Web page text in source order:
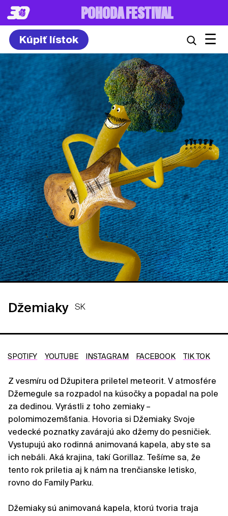
8. – 10.7.2027
Kúpiť lístok ☰
Džemiaky SK
SPOTIFY YOUTUBE INSTAGRAM FACEBOOK TIK TOK
Z vesmíru od Džupitera priletel meteorit. V atmosfére
Džemegule sa rozpadol na kúsočky a popadal na pole
za dedinou. Vyrástli z toho zemiaky –
polomimozemšťania. Hovoria si Džemiaky. Svoje
vedecké poznatky zavárajú ako džemy do pesničiek.
Vystupujú ako rodinná animovaná kapela, aby ste sa
ich nebáli. Aká krajina, takí Gorillaz. Tešíme sa, že
tento rok priletia aj k nám na trenčianske letisko,
rovno do Family Parku.
Džemiaky sú animovaná kapela, ktorú tvoria traja